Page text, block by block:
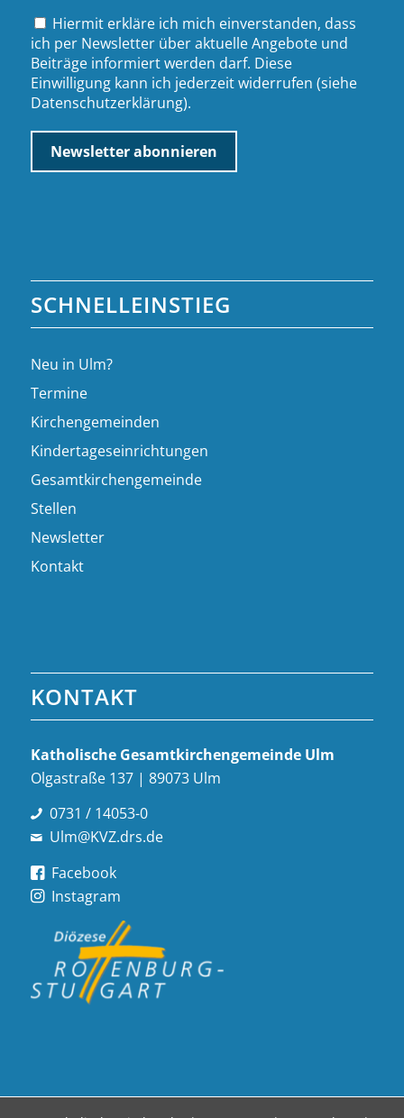
Hiermit erkläre ich mich einverstanden, dass
ich per Newsletter über aktuelle Angebote und
Beiträge informiert werden darf. Diese
Einwilligung kann ich jederzeit widerrufen (siehe
Datenschutzerklärung).
SCHNELLEINSTIEG
Neu in Ulm?
Termine
Kirchengemeinden
Kindertageseinrichtungen
Gesamtkirchengemeinde
Stellen
Newsletter
Kontakt
KONTAKT
Katholische Gesamt­kirchen­gemeinde Ulm
Olgastraße 137 | 89073 Ulm
0731 / 14053-0
Ulm@KVZ.drs.de
Facebook
Instagram